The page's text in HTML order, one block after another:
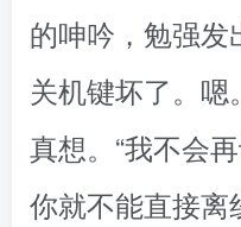
的呻吟，勉强发
关机键坏了。嗯
真想。“我不会
你就不能直接离